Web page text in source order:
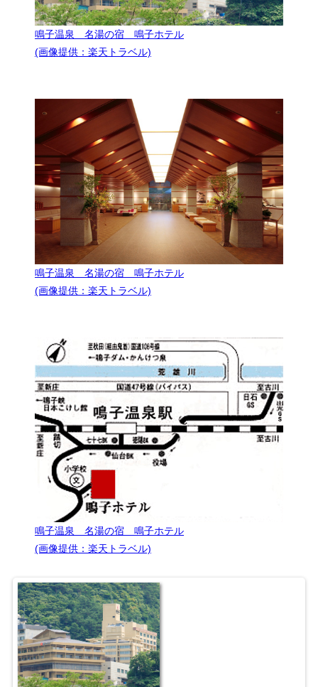
鳴子温泉 名湯の宿 鳴子ホテル
(画像提供：楽天トラベル)
鳴子温泉 名湯の宿 鳴子ホテル
(画像提供：楽天トラベル)
鳴子温泉 名湯の宿 鳴子ホテル
(画像提供：楽天トラベル)